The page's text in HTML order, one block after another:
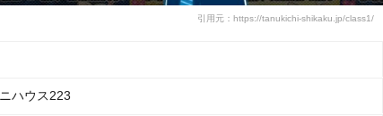
引用元：https://tanukichi-shikaku.jp/class1/
ハウス223